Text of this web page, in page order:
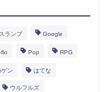
ランプ Google
flo Pop RPG
ン はてな
ウルフルズ